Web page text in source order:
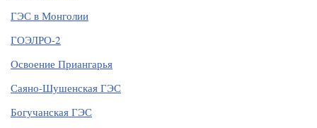
ГЭС в Монголии
ГОЭЛРО-2
Освоение Приангарья
Саяно-Шушенская ГЭС
Богучанская ГЭС